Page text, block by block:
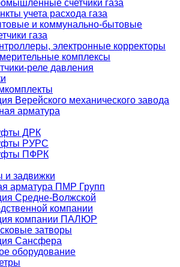
счетчики газа
учета расхода газа
и коммунально-бытовые
газа
электронные корректоры
комплексы
реле давления
Верейского механического завода
арматура
ДРК
РУРС
ПФРК
и задвижки
арматура ПМР Групп
Средне-Волжской
компании
компании ПАЛЮР
затворы
Сансфера
оборудование